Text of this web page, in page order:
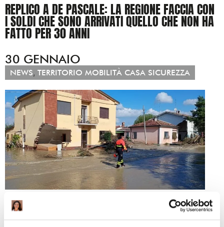
REPLICO A DE PASCALE: LA REGIONE FACCIA CON
I SOLDI CHE SONO ARRIVATI QUELLO CHE NON HA
FATTO PER 30 ANNI
30 GENNAIO
NEWS, TERRITORIO MOBILITÀ CASA SICUREZZA
L’intervista di oggi a De Pascale su
titola: “Il